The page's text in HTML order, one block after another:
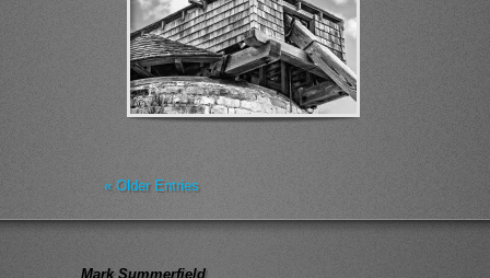
« Older Entries
Mark Summerfield